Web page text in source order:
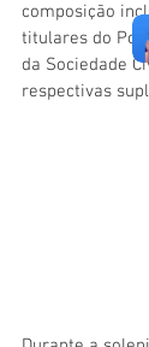
composição
titulares do
da Sociedade
respectivas